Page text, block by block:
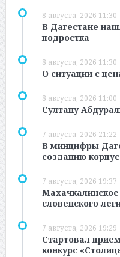
8 августа, 2026 11:30
В Дагестане
подростка
8 августа, 2026 11:30
О ситуации с
8 августа, 2026 11:00
Султану
7 августа, 2026 21:22
В минцифры
созданию
7 августа, 2026 19:37
словенского
7 августа, 2026 19:29
Стартовал
конкурс